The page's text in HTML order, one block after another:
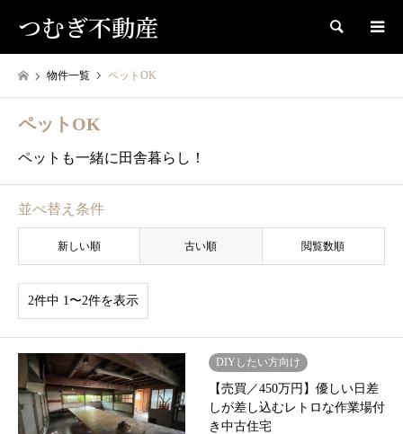
つむぎ不動産 検索
物件一覧 ペットOK
ペットOK
ペットも一緒に田舎暮らし！
並べ替え条件
新しい順 古い順 閲覧数順
2件中 1〜2件を表示
DIYしたい方向け
【売買／450万円】優しい日差
しが差し込むレトロな作業場付
き中古住宅